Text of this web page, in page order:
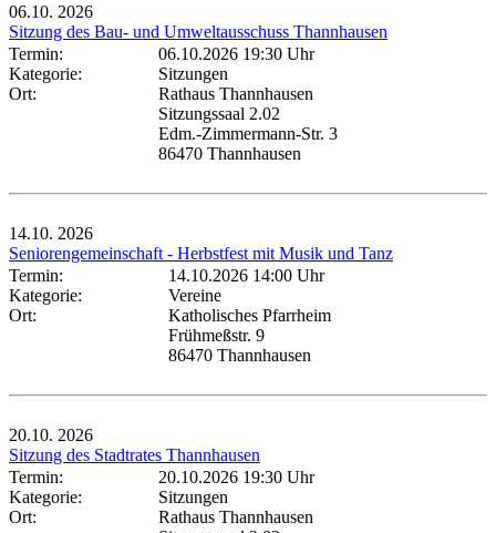
06.10. 2026
Sitzung des Bau- und Umweltausschuss Thannhausen
Termin:
06.10.2026 19:30 Uhr
Kategorie:
Sitzungen
Ort:
Rathaus Thannhausen
Sitzungssaal 2.02
Edm.-Zimmermann-Str. 3
86470 Thannhausen
14.10. 2026
Seniorengemeinschaft - Herbstfest mit Musik und Tanz
Termin:
14.10.2026 14:00 Uhr
Kategorie:
Vereine
Ort:
Katholisches Pfarrheim
Frühmeßstr. 9
86470 Thannhausen
20.10. 2026
Sitzung des Stadtrates Thannhausen
Termin:
20.10.2026 19:30 Uhr
Kategorie:
Sitzungen
Ort:
Rathaus Thannhausen